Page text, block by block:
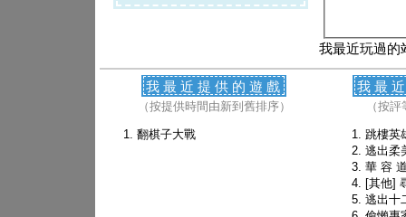
我最近玩過的
我最近提供的遊戲
（按提供時間由新到舊排序）
翻棋子大戰
我最
（按
跳樓英
逃出柔
華 容
[其他]
逃出十